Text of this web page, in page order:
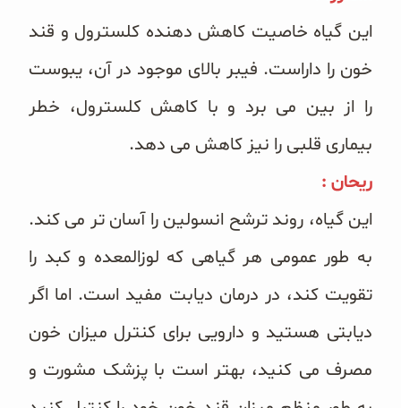
این گیاه خاصیت کاهش دهنده کلسترول و قند
خون را داراست. فیبر بالای موجود در آن، یبوست
را از بین می برد و با کاهش کلسترول، خطر
بیماری قلبی را نیز کاهش می دهد.
ریحان :
این گیاه، روند ترشح انسولین را آسان تر می کند.
به طور عمومی هر گیاهی که لوزالمعده و کبد را
تقویت کند، در درمان دیابت مفید است. اما اگر
دیابتی هستید و دارویی برای کنترل میزان خون
مصرف می کنید، بهتر است با پزشک مشورت و